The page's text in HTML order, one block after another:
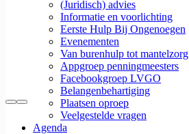
(Juridisch) advies
Informatie en voorlichting
Eerste Hulp Bij Ongenoegen
Evenementen
Van burenhulp tot mantelzorg
Appgroep penningmeesters
Facebookgroep LVGO
Belangenbehartiging
Plaatsen oproep
Veelgestelde vragen
Agenda